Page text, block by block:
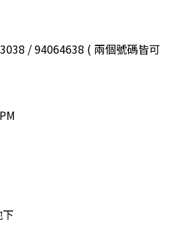
/ 94064638 ( 兩個號碼皆可